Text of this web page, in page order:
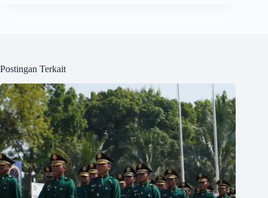
Postingan Terkait